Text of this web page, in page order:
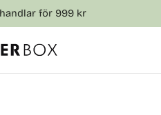
för 999 kr